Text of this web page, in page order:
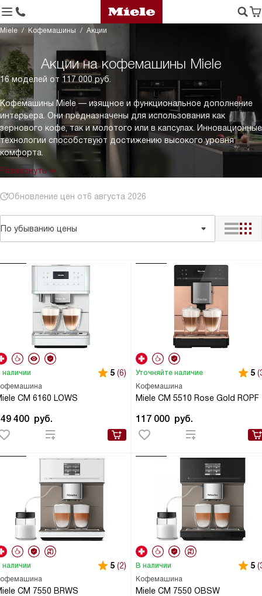
Miele Кофемашины Акции
Акции на кофемашины Miele
16 моделей от 117 000 руб.
Кофемашины Miele — изящное и функциональное дополнение
интерьера. Они предназначены для использования как
зернового кофе, так и молотого или в капсулах. Инновационные
технологии способствуют достижению высокого уровня
комфорта.
Развернуть
Обновление цен от6 августа 2026
По убыванию цены
CM 6160 LOWS
наличии 5 (6)
400 руб.
Кофемашина
Miele CM 5510 Rose Gold ROPF
Уточняйте наличие 5
117 000 руб.
CM 7550 BRWS
наличии 5 (2)
Кофемашина
Miele CM 7550 OBSW
В наличии 5